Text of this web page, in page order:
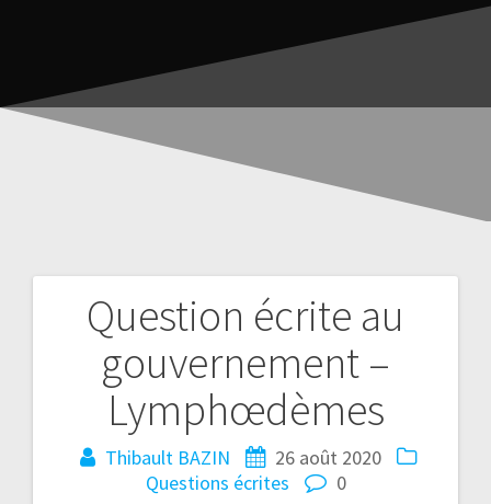
Question écrite au
gouvernement –
Lymphœdèmes
Thibault BAZIN
26 août 2020
Questions écrites
0